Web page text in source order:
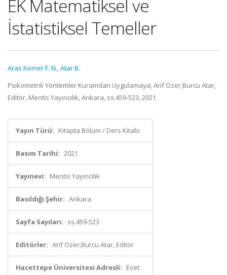
EK Matematiksel ve
İstatistiksel Temeller
Aras Kemer F. N.,Atar B.
Psikometrik Yöntemler Kuramdan Uygulamaya, Arif Özer,Burcu Atar,
Editör, Mentis Yayıncılık, Ankara, ss.459-523, 2021
Yayın Türü: Kitapta Bölüm / Ders Kitabı
Basım Tarihi: 2021
Yayınevi: Mentis Yayıncılık
Basıldığı Şehir: Ankara
Sayfa Sayıları: ss.459-523
Editörler: Arif Özer,Burcu Atar, Editör
Hacettepe Üniversitesi Adresli: Evet